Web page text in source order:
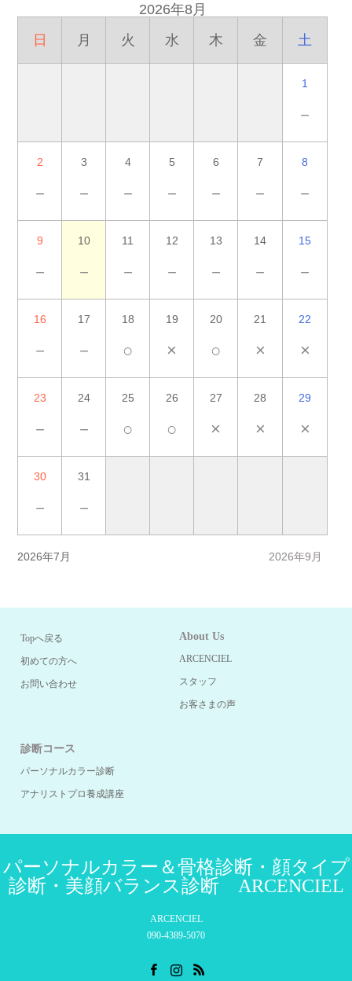
2026年8月
日
月 火 水 木 金 土
1
－
2
－
3
－
4
－
5
－
6
－
7
－
8
－
9
－
10
－
11
－
12
－
13
－
14
－
15
－
16
－
17
－
18
○
19
×
20
○
21
×
22
×
23
－
24
－
25
○
26
○
27
×
28
×
29
×
30
－
31
－
2026年7月 2026年9月
Topへ戻る
初めての方へ
お問い合わせ
About Us
ARCENCIEL
スタッフ
お客さまの声
診断コース
パーソナルカラー診断
アナリストプロ養成講座
パーソナルカラー＆骨格診断・顔タイプ
診断・美顔バランス診断 ARCENCIEL
ARCENCIEL
090-4389-5070